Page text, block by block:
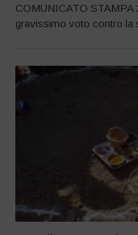
COMUNICATO STAMPA
gravissimo voto contro la